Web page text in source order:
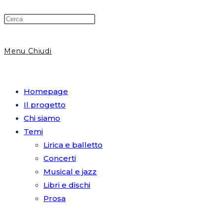
Menu Chiudi
Homepage
Il progetto
Chi siamo
Temi
Lirica e balletto
Concerti
Musical e jazz
Libri e dischi
Prosa